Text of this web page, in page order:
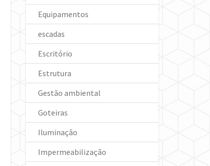
Equipamentos
escadas
Escritório
Estrutura
Gestão ambiental
Goteiras
Iluminação
Impermeabilização